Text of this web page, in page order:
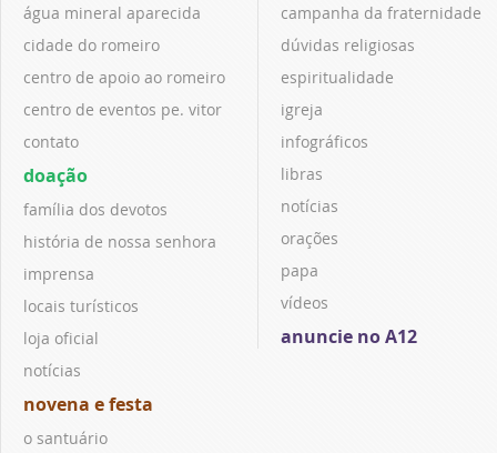
água mineral aparecida
cidade do romeiro
centro de apoio ao romeiro
centro de eventos pe. vitor
contato
doação
família dos devotos
história de nossa senhora
imprensa
locais turísticos
loja oficial
notícias
novena e festa
o santuário
campanha da fraternidade
dúvidas religiosas
espiritualidade
igreja
infográficos
libras
notícias
orações
papa
vídeos
anuncie no A12